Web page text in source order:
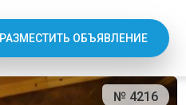
РАЗМЕСТИТЬ ОБЪЯВЛЕНИЕ
№ 4216